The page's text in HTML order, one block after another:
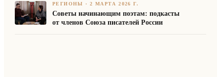
РЕГИОНЫ ·2 МАРТА 2026 Г.
Советы начинающим поэтам: подкасты
от членов Союза писателей России